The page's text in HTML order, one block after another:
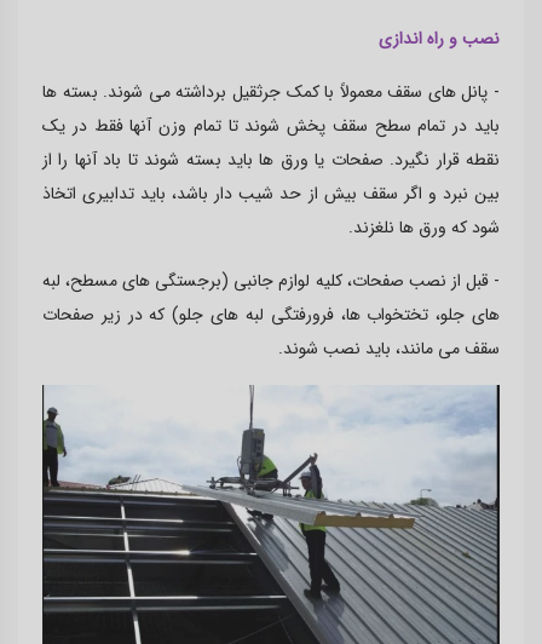
نصب و راه اندازی
- پانل های سقف معمولاً با کمک جرثقیل برداشته می شوند. بسته ها
باید در تمام سطح سقف پخش شوند تا تمام وزن آنها فقط در یک
نقطه قرار نگیرد. صفحات یا ورق ها باید بسته شوند تا باد آنها را از
بین نبرد و اگر سقف بیش از حد شیب دار باشد، باید تدابیری اتخاذ
شود که ورق ها نلغزند.
- قبل از نصب صفحات، کلیه لوازم جانبی (برجستگی های مسطح، لبه
های جلو، تختخواب ها، فرورفتگی لبه های جلو) که در زیر صفحات
سقف می مانند، باید نصب شوند.